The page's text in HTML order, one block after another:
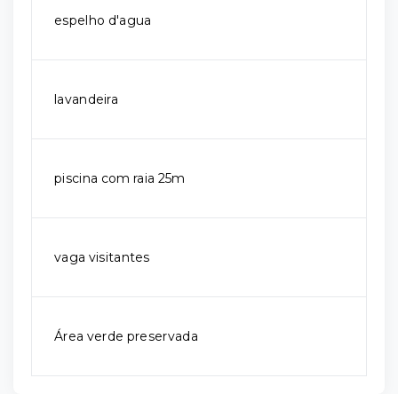
espelho d'agua
lavandeira
piscina com raia 25m
vaga visitantes
Área verde preservada